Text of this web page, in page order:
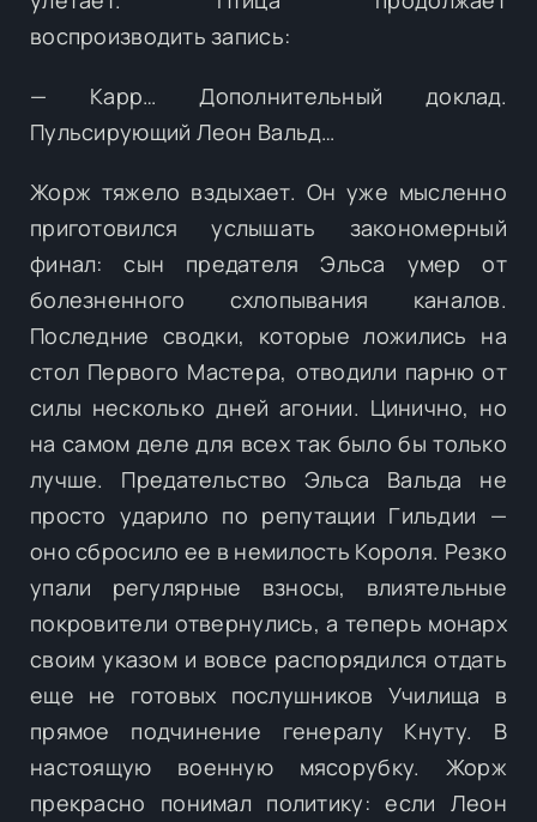
воспроизводить запись:
— Карр… Дополнительный доклад.
Пульсирующий Леон Вальд…
Жорж тяжело вздыхает. Он уже мысленно
приготовился услышать закономерный
финал: сын предателя Эльса умер от
болезненного схлопывания каналов.
Последние сводки, которые ложились на
стол Первого Мастера, отводили парню от
силы несколько дней агонии. Цинично, но
на самом деле для всех так было бы только
лучше. Предательство Эльса Вальда не
просто ударило по репутации Гильдии —
оно сбросило ее в немилость Короля. Резко
упали регулярные взносы, влиятельные
покровители отвернулись, а теперь монарх
своим указом и вовсе распорядился отдать
еще не готовых послушников Училища в
прямое подчинение генералу Кнуту. В
настоящую военную мясорубку. Жорж
прекрасно понимал политику: если Леон